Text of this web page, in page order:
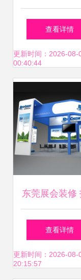
越展台设计与
务，闪耀广州
展会
查看详情
更新时间：2026-08-
00:40:44
东莞展会装修
卓越展台，诠
质会展服
查看详情
更新时间：2026-08-
20:15:57